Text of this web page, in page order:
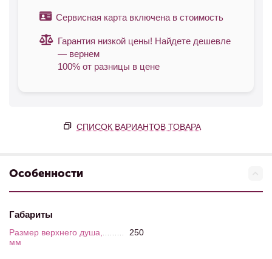
Сервисная карта включена в стоимость
Гарантия низкой цены! Найдете дешевле
— вернем
100% от разницы в цене
СПИСОК ВАРИАНТОВ ТОВАРА
Особенности
Габариты
Размер верхнего душа,
мм
250